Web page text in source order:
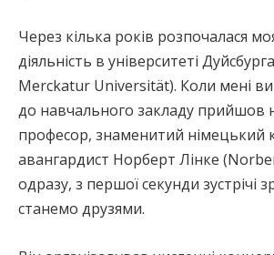
Через кілька років розпочалася
діяльність в університеті
Merckatur Universität). Коли мені
до навчального закладу прийшов
професор, знаменитий німецький
авангардист Норберт Лінке
одразу, з першої секунди зустрічі
станемо друзями.